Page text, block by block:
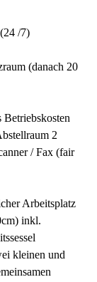
/7)
(danach 20
Abstellraum 2
/ Fax (fair
Arbeitsplatz
inkl.
kleinen und